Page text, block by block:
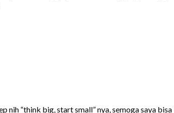
nih “think big, start small” nya, semoga saya